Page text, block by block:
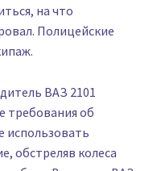
на что
Полицейские
ВАЗ 2101
требования об
использовать
обстреляв колеса